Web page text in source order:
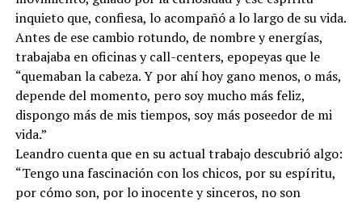
inquieto que, confiesa, lo acompañó a lo largo de su vida.
Antes de ese cambio rotundo, de nombre y energías,
trabajaba en oficinas y call-centers, epopeyas que le
“quemaban la cabeza. Y por ahí hoy gano menos, o más,
depende del momento, pero soy mucho más feliz,
dispongo más de mis tiempos, soy más poseedor de mi
vida.”
Leandro cuenta que en su actual trabajo descubrió algo:
“Tengo una fascinación con los chicos, por su espíritu,
por cómo son, por lo inocente y sinceros, no son